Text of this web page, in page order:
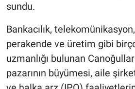
sundu.
Bankacılık,
perakende ve üretim gibi
uzmanlığı bulunan
pazarının büyümesi, aile